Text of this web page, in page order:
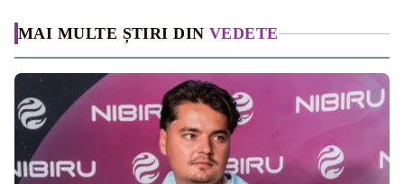
MAI MULTE ȘTIRI DIN VEDETE